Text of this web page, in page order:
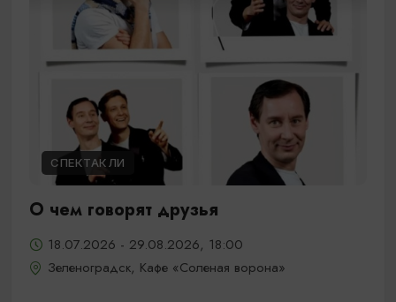
СПЕКТАКЛИ
О чем говорят друзья
18.07.2026 - 29.08.2026, 18:00
Зеленоградск, Кафе «Соленая ворона»